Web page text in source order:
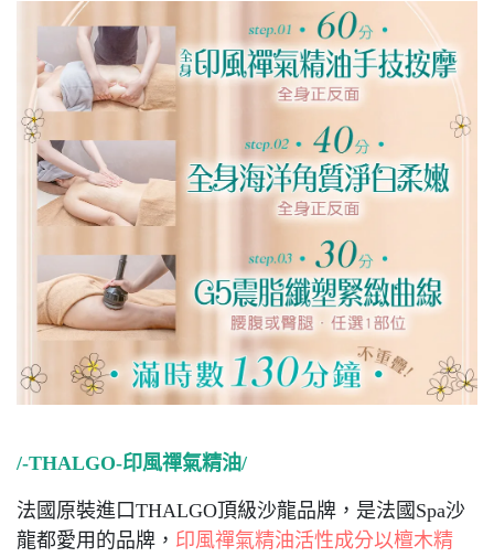
/-THALGO-印風禪氣精油/
法國原裝進口THALGO頂級沙龍品牌，是法國Spa沙
龍都愛用的品牌， 印風禪氣精油活性成分以檀木精